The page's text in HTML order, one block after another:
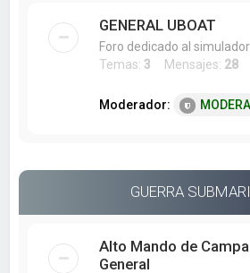
GENERAL UBOAT
Foro dedicado al
Temas: 3 Mensajes: 28
Moderador:
GUERRA
Alto Mando de
General